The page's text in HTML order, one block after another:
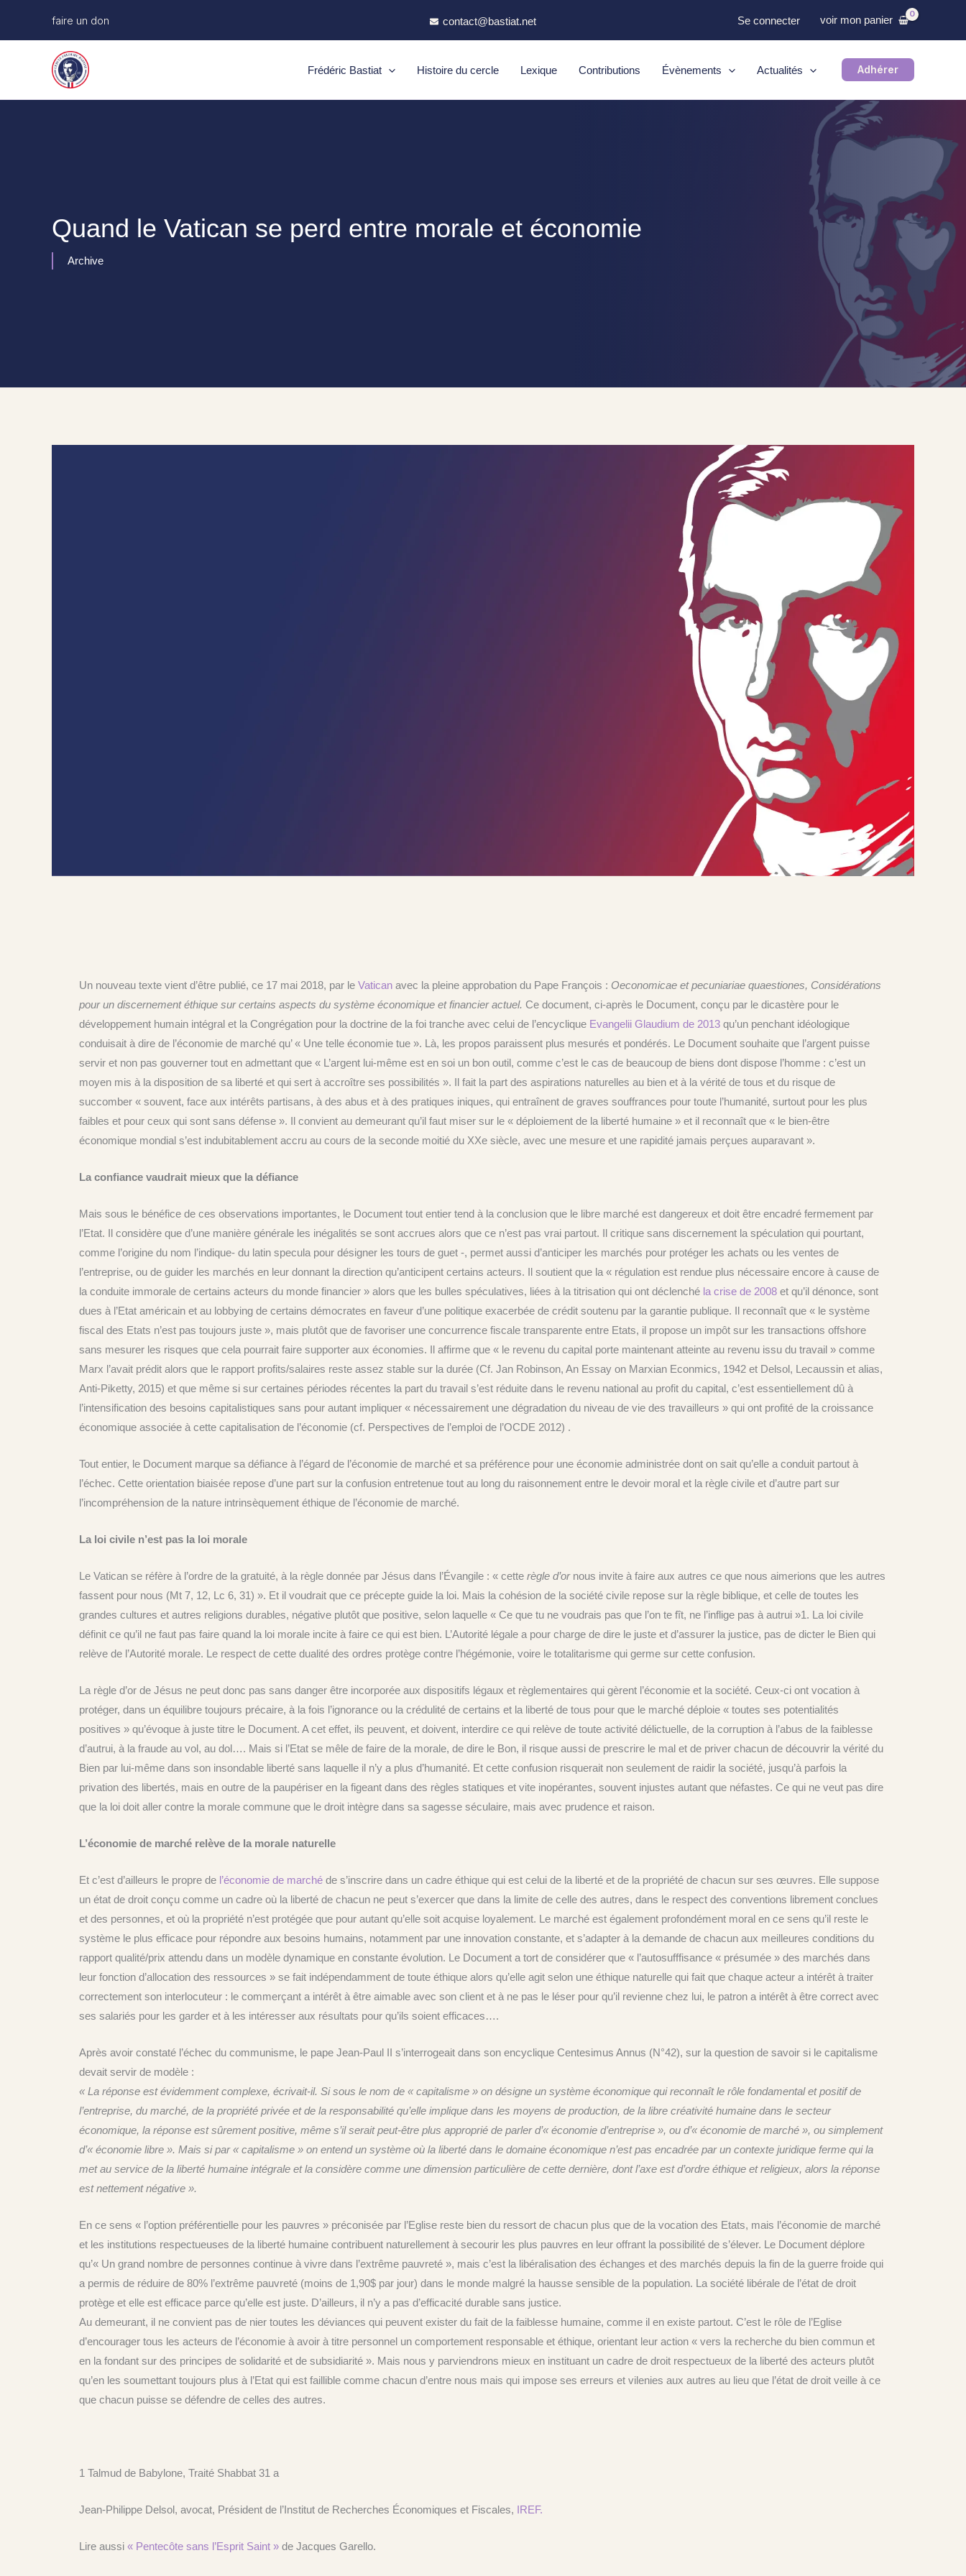
faire un don contact@bastiat.net Se connecter voir mon panier
Frédéric Bastiat Histoire du cercle Lexique Contributions Évènements Actualités Adhérer
Quand le Vatican se perd entre morale et économie
Archive
Un nouveau texte vient d’être publié, ce 17 mai 2018, par le Vaticanavec la pleine approbation du Pape François : Oeconomicae et pecuniariae quaestiones, Considérations
pour un discernement éthique sur certains aspects du système économique et financier actuel. Ce document, ci-après le Document, conçu par le dicastère pour le
développement humain intégral et la Congrégation pour la doctrine de la foi tranche avec celui de l’encycliqueEvangelii Glaudium de 2013qu’un penchant idéologique
conduisait à dire de l’économie de marché qu’ « Une telle économie tue ». Là, les propos paraissent plus mesurés et pondérés. Le Document souhaite que l’argent puisse
servir et non pas gouverner tout en admettant que « L’argent lui-même est en soi un bon outil, comme c’est le cas de beaucoup de biens dont dispose l’homme : c’est un
moyen mis à la disposition de sa liberté et qui sert à accroître ses possibilités ». Il fait la part des aspirations naturelles au bien et à la vérité de tous et du risque de
succomber « souvent, face aux intérêts partisans, à des abus et à des pratiques iniques, qui entraînent de graves souffrances pour toute l’humanité, surtout pour les plus
faibles et pour ceux qui sont sans défense ». Il convient au demeurant qu’il faut miser sur le « déploiement de la liberté humaine » et il reconnaît que « le bien-être
économique mondial s’est indubitablement accru au cours de la seconde moitié du XXe siècle, avec une mesure et une rapidité jamais perçues auparavant ».
La confiance vaudrait mieux que la défiance
Mais sous le bénéfice de ces observations importantes, le Document tout entier tend à la conclusion que le libre marché est dangereux et doit être encadré fermement par
l’Etat. Il considère que d’une manière générale les inégalités se sont accrues alors que ce n’est pas vrai partout. Il critique sans discernement la spéculation qui pourtant,
comme l’origine du nom l’indique- du latin specula pour désigner les tours de guet -, permet aussi d’anticiper les marchés pour protéger les achats ou les ventes de
l’entreprise, ou de guider les marchés en leur donnant la direction qu’anticipent certains acteurs. Il soutient que la « régulation est rendue plus nécessaire encore à cause de
la conduite immorale de certains acteurs du monde financier » alors que les bulles spéculatives, liées à la titrisation qui ont déclenché la crise de 2008et qu’il dénonce, sont
dues à l’Etat américain et au lobbying de certains démocrates en faveur d’une politique exacerbée de crédit soutenu par la garantie publique. Il reconnaît que « le système
fiscal des Etats n’est pas toujours juste », mais plutôt que de favoriser une concurrence fiscale transparente entre Etats, il propose un impôt sur les transactions offshore
sans mesurer les risques que cela pourrait faire supporter aux économies. Il affirme que « le revenu du capital porte maintenant atteinte au revenu issu du travail » comme
Marx l’avait prédit alors que le rapport profits/salaires reste assez stable sur la durée (Cf. Jan Robinson, An Essay on Marxian Econmics, 1942 et Delsol, Lecaussin et alias,
Anti-Piketty, 2015) et que même si sur certaines périodes récentes la part du travail s’est réduite dans le revenu national au profit du capital, c’est essentiellement dû à
l’intensification des besoins capitalistiques sans pour autant impliquer « nécessairement une dégradation du niveau de vie des travailleurs » qui ont profité de la croissance
économique associée à cette capitalisation de l’économie (cf. Perspectives de l’emploi de l’OCDE 2012) .
Tout entier, le Document marque sa défiance à l’égard de l’économie de marché et sa préférence pour une économie administrée dont on sait qu’elle a conduit partout à
l’échec. Cette orientation biaisée repose d’une part sur la confusion entretenue tout au long du raisonnement entre le devoir moral et la règle civile et d’autre part sur
l’incompréhension de la nature intrinsèquement éthique de l’économie de marché.
La loi civile n’est pas la loi morale
Le Vatican se réfère à l’ordre de la gratuité, à la règle donnée par Jésus dans l’Évangile : « cette règle d’ornous invite à faire aux autres ce que nous aimerions que les autres
fassent pour nous (Mt 7, 12, Lc 6, 31) ». Et il voudrait que ce précepte guide la loi. Mais la cohésion de la société civile repose sur la règle biblique, et celle de toutes les
grandes cultures et autres religions durables, négative plutôt que positive, selon laquelle « Ce que tu ne voudrais pas que l’on te fît, ne l’inflige pas à autrui »1. La loi civile
définit ce qu’il ne faut pas faire quand la loi morale incite à faire ce qui est bien. L’Autorité légale a pour charge de dire le juste et d’assurer la justice, pas de dicter le Bien qui
relève de l’Autorité morale. Le respect de cette dualité des ordres protège contre l’hégémonie, voire le totalitarisme qui germe sur cette confusion.
La règle d’or de Jésus ne peut donc pas sans danger être incorporée aux dispositifs légaux et règlementaires qui gèrent l’économie et la société. Ceux-ci ont vocation à
protéger, dans un équilibre toujours précaire, à la fois l’ignorance ou la crédulité de certains et la liberté de tous pour que le marché déploie « toutes ses potentialités
positives » qu’évoque à juste titre le Document. A cet effet, ils peuvent, et doivent, interdire ce qui relève de toute activité délictuelle, de la corruption à l’abus de la faiblesse
d’autrui, à la fraude au vol, au dol…. Mais si l’Etat se mêle de faire de la morale, de dire le Bon, il risque aussi de prescrire le mal et de priver chacun de découvrir la vérité du
Bien par lui-même dans son insondable liberté sans laquelle il n’y a plus d’humanité. Et cette confusion risquerait non seulement de raidir la société, jusqu’à parfois la
privation des libertés, mais en outre de la paupériser en la figeant dans des règles statiques et vite inopérantes, souvent injustes autant que néfastes. Ce qui ne veut pas dire
que la loi doit aller contre la morale commune que le droit intègre dans sa sagesse séculaire, mais avec prudence et raison.
L’économie de marché relève de la morale naturelle
Et c’est d’ailleurs le propre del’économie de marchéde s’inscrire dans un cadre éthique qui est celui de la liberté et de la propriété de chacun sur ses œuvres. Elle suppose
un état de droit conçu comme un cadre où la liberté de chacun ne peut s’exercer que dans la limite de celle des autres, dans le respect des conventions librement conclues
et des personnes, et où la propriété n’est protégée que pour autant qu’elle soit acquise loyalement. Le marché est également profondément moral en ce sens qu’il reste le
système le plus efficace pour répondre aux besoins humains, notamment par une innovation constante, et s’adapter à la demande de chacun aux meilleures conditions du
rapport qualité/prix attendu dans un modèle dynamique en constante évolution. Le Document a tort de considérer que « l’autosufffisance « présumée » des marchés dans
leur fonction d’allocation des ressources » se fait indépendamment de toute éthique alors qu’elle agit selon une éthique naturelle qui fait que chaque acteur a intérêt à traiter
correctement son interlocuteur : le commerçant a intérêt à être aimable avec son client et à ne pas le léser pour qu’il revienne chez lui, le patron a intérêt à être correct avec
ses salariés pour les garder et à les intéresser aux résultats pour qu’ils soient efficaces….
Après avoir constaté l’échec du communisme, le pape Jean-Paul II s’interrogeait dans son encyclique Centesimus Annus (N°42), sur la question de savoir si le capitalisme
devait servir de modèle :
« La réponse est évidemment complexe, écrivait-il. Si sous le nom de « capitalisme » on désigne un système économique qui reconnaît le rôle fondamental et positif de
l’entreprise, du marché, de la propriété privée et de la responsabilité qu’elle implique dans les moyens de production, de la libre créativité humaine dans le secteur
économique, la réponse est sûrement positive, même s’il serait peut-être plus approprié de parler d’« économie d’entreprise », ou d’« économie de marché », ou simplement
d’« économie libre ». Mais si par « capitalisme » on entend un système où la liberté dans le domaine économique n’est pas encadrée par un contexte juridique ferme qui la
met au service de la liberté humaine intégrale et la considère comme une dimension particulière de cette dernière, dont l’axe est d’ordre éthique et religieux, alors la réponse
est nettement négative ».
En ce sens « l’option préférentielle pour les pauvres » préconisée par l’Eglise reste bien du ressort de chacun plus que de la vocation des Etats, mais l’économie de marché
et les institutions respectueuses de la liberté humaine contribuent naturellement à secourir les plus pauvres en leur offrant la possibilité de s’élever. Le Document déplore
qu’« Un grand nombre de personnes continue à vivre dans l’extrême pauvreté », mais c’est la libéralisation des échanges et des marchés depuis la fin de la guerre froide qui
a permis de réduire de 80% l’extrême pauvreté (moins de 1,90$ par jour) dans le monde malgré la hausse sensible de la population. La société libérale de l’état de droit
protège et elle est efficace parce qu’elle est juste. D’ailleurs, il n’y a pas d’efficacité durable sans justice.
Au demeurant, il ne convient pas de nier toutes les déviances qui peuvent exister du fait de la faiblesse humaine, comme il en existe partout. C’est le rôle de l’Eglise
d’encourager tous les acteurs de l’économie à avoir à titre personnel un comportement responsable et éthique, orientant leur action « vers la recherche du bien commun et
en la fondant sur des principes de solidarité et de subsidiarité ». Mais nous y parviendrons mieux en instituant un cadre de droit respectueux de la liberté des acteurs plutôt
qu’en les soumettant toujours plus à l’Etat qui est faillible comme chacun d’entre nous mais qui impose ses erreurs et vilenies aux autres au lieu que l’état de droit veille à ce
que chacun puisse se défendre de celles des autres.
1 Talmud de Babylone, Traité Shabbat 31 a
Jean-Philippe Delsol, avocat, Président de l’Institut de Recherches Économiques et Fiscales, IREF.
Lire aussi« Pentecôte sans l’Esprit Saint »de Jacques Garello.